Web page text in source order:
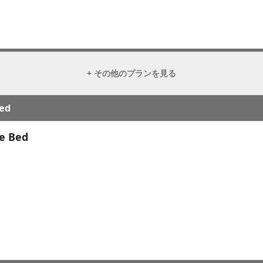
+ その他のプランを見る
Bed